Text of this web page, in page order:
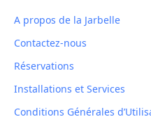
A propos de la Jarbelle
Contactez-nous
Réservations
Installations et Services
Conditions Générales